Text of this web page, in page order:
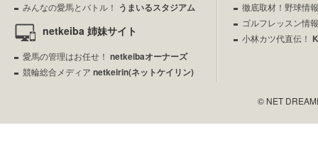
みんなの愛馬とバトル！ うまいるスタジアム
netkeiba 姉妹サイト
愛馬の管理はお任せ！ netkeibaオーナーズ
競輪総合メディア netkeirin(ネットケイリン)
徹底取材！野球情
ゴルフレッスン情
小林カツ代直伝！
© NET